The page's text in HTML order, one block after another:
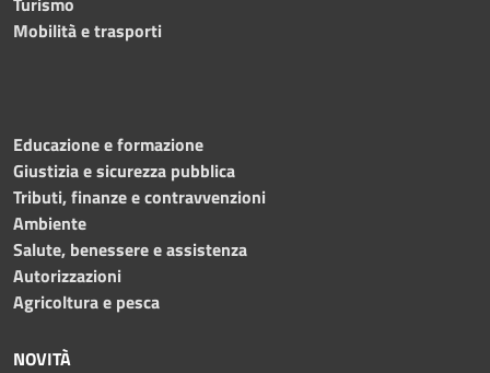
Mobilità e trasporti
Educazione e formazione
Giustizia e sicurezza pubblica
Tributi, finanze e contravvenzioni
Ambiente
Salute, benessere e assistenza
Autorizzazioni
Agricoltura e pesca
NOVITÀ